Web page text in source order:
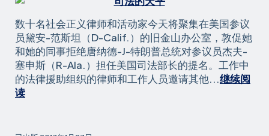
数十名社会正义律师和活动家今天将聚集在美国参议
员黛安-范斯坦（D-Calif.）的旧金山办公室，敦促她
和她的同事拒绝唐纳德-J-特朗普总统对参议员杰夫-
塞申斯（R-Ala.）担任美国司法部长的提名。工作中
的法律援助组织的律师和工作人员邀请其他...继续阅
读律
社